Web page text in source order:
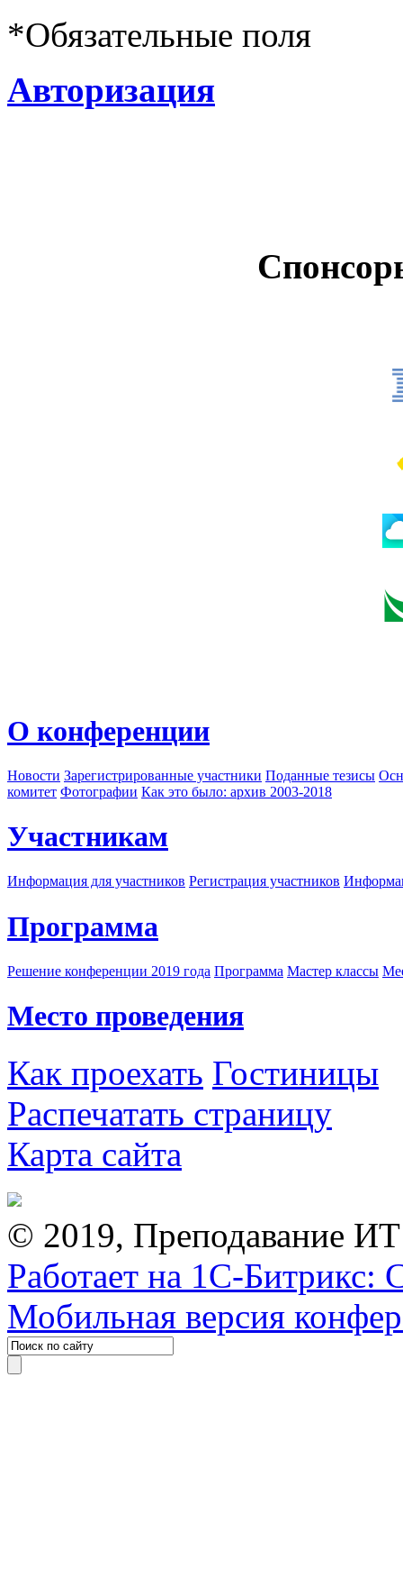
*Обязательные поля
Авторизация
О конференции
Новости Зарегистрированные участники Поданные тезисы
комитет Фотографии Как это было: архив 2003-2018
Участникам
Информация для участников Регистрация участников
Программа
Решение конференции 2019 года Программа Мастер классы
Место проведения
Как проехать Гостиницы
Распечатать страницу
Карта сайта
© 2019, Преподавание
Работает на 1С-Битрикс:
Мобильная версия